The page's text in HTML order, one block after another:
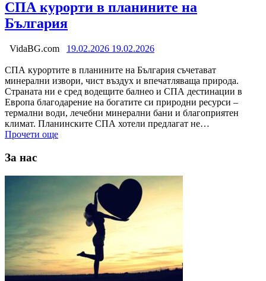
СПА курорти в планините на
България
VidaBG.com 19.02.2026 19.02.2026
СПА курортите в планините на България съчетават
минерални извори, чист въздух и впечатляваща природа.
Страната ни е сред водещите балнео и СПА дестинации в
Европа благодарение на богатите си природни ресурси –
термални води, лечебни минерални бани и благоприятен
климат. Планинските СПА хотели предлагат не…
Прочети още
За нас